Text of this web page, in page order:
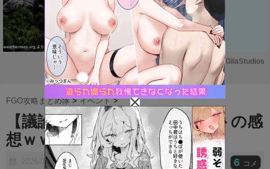
M
u
t
e
Powered by GliaStudios
FGO攻略まとめ隊 >イベント >
【議論】今のところのイベストの感
想ｗｗ
2026/07/05 6 コメ